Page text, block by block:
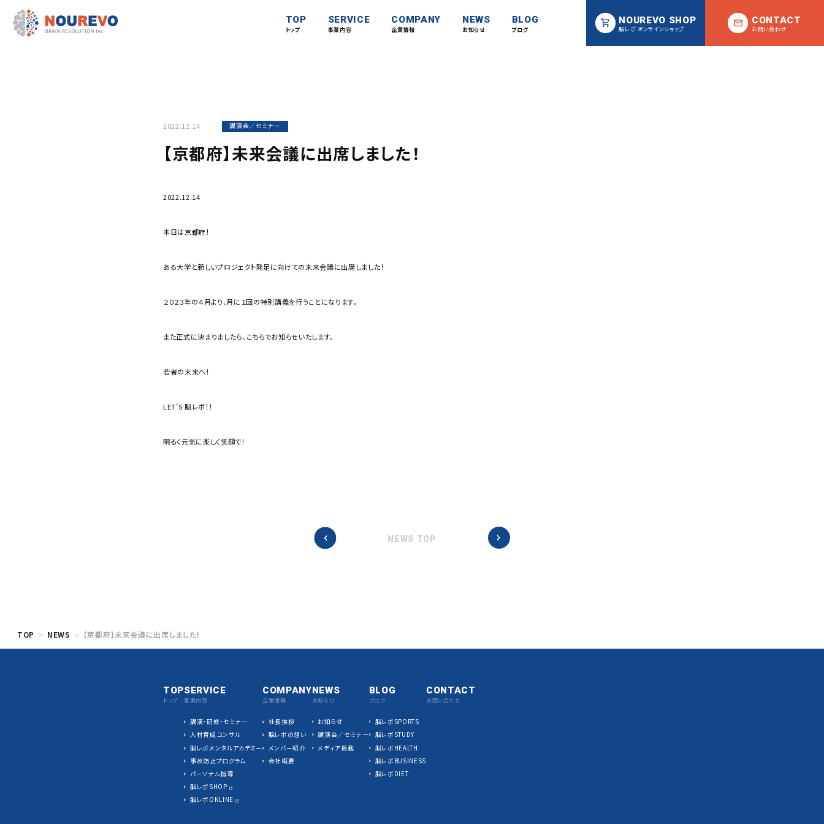
TOP
トップ
SERVICE
事業内容
COMPANY
企業情報
NEWS
お知らせ
BLOG
ブログ
NOUREVO SHOP
脳レボ オンラインショップ
CONTACT
お問い合わせ
2022.12.14 講演会／セミナー
【京都府】未来会議に出席しました！
2022.12.14
本日は京都府！
ある大学と新しいプロジェクト発足に向けての未来会議に出席しました！
２０２３年の４月より、月に１回の特別講義を行うことになります。
また正式に決まりましたら、こちらでお知らせいたします。
若者の未来へ！
LET’S 脳レボ！！
明るく元気に楽しく笑顔で！
NEWS TOP
TOP NEWS 【京都府】未来会議に出席しました！
TOP
トップ
SERVICE
事業内容
講演・研修・セミナー
人材育成コンサル
脳レボメンタルアカデミー
事故防止プログラム
パーソナル指導
脳レボSHOP
脳レボONLINE
COMPANY
企業情報
社長挨拶
脳レボの想い
メンバー紹介
会社概要
NEWS
お知らせ
お知らせ
講演会／セミナー
メディア掲載
BLOG
ブログ
脳レボSPORTS
脳レボSTUDY
脳レボHEALTH
脳レボBUSINESS
脳レボDIET
CONTACT
お問い合わせ